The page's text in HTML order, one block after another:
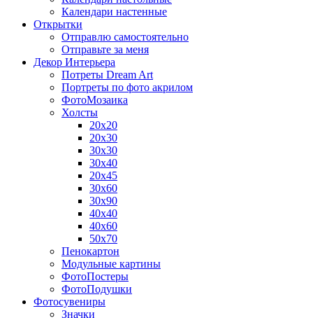
Календари настенные
Открытки
Отправлю самостоятельно
Отправьте за меня
Декор Интерьера
Потреты Dream Art
Портреты по фото акрилом
ФотоМозаика
Холсты
20х20
20х30
30х30
30х40
20х45
30х60
30х90
40х40
40х60
50х70
Пенокартон
Модульные картины
ФотоПостеры
ФотоПодушки
Фотоcувениры
Значки